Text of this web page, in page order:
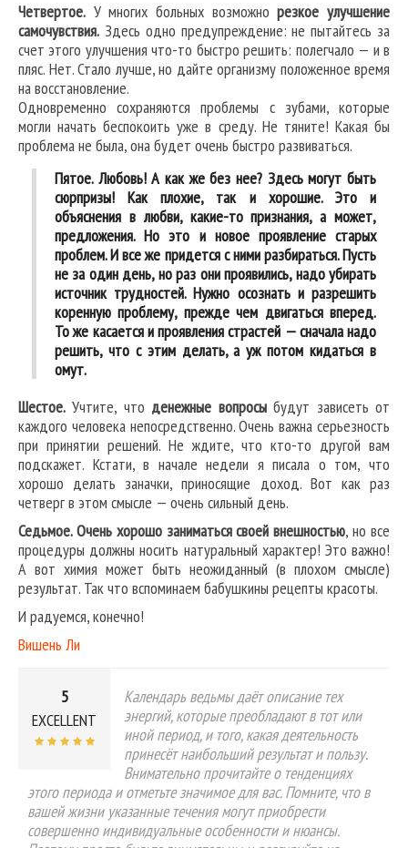
Четвертое. У многих больных возможнорезкое улучшение
самочувствия. Здесь одно предупреждение: не пытайтесь за
счет этого улучшения что-то быстро решить: полегчало — и в
пляс. Нет. Стало лучше, но дайте организму положенное время
на восстановление.
Одновременно сохраняются проблемы с зубами, которые
могли начать беспокоить уже в среду. Не тяните! Какая бы
проблема не была, она будет очень быстро развиваться.
Пятое. Любовь! А как же без нее? Здесь могут быть
сюрпризы! Как плохие, так и хорошие. Это и
объяснения в любви, какие-то признания, а может,
предложения. Но это и новое проявление старых
проблем. И все же придется с ними разбираться. Пусть
не за один день, но раз они проявились, надо убирать
источник трудностей. Нужно осознать и разрешить
коренную проблему, прежде чем двигаться вперед.
То же касается и проявления страстей — сначала надо
решить, что с этим делать, а уж потом кидаться в
омут.
Шестое. Учтите, что денежные вопросыбудут зависеть от
каждого человека непосредственно. Очень важна серьезность
при принятии решений. Не ждите, что кто-то другой вам
подскажет. Кстати, в начале недели я писала о том, что
хорошо делать заначки, приносящие доход. Вот как раз
четверг в этом смысле — очень сильный день.
Седьмое. Очень хорошо заниматься своей внешностью, но все
процедуры должны носить натуральный характер! Это важно!
А вот химия может быть неожиданный (в плохом смысле)
результат. Так что вспоминаем бабушкины рецепты красоты.
И радуемся, конечно!
Вишень Ли
5
EXCELLENT
Календарь ведьмы даёт описание тех
энергий, которые преобладают в тот или
иной период, и того, какая деятельность
принесёт наибольший результат и пользу.
Внимательно прочитайте о тенденциях
этого периода и отметьте значимое для вас. Помните, что в
вашей жизни указанные течения могут приобрести
совершенно индивидуальные особенности и нюансы.